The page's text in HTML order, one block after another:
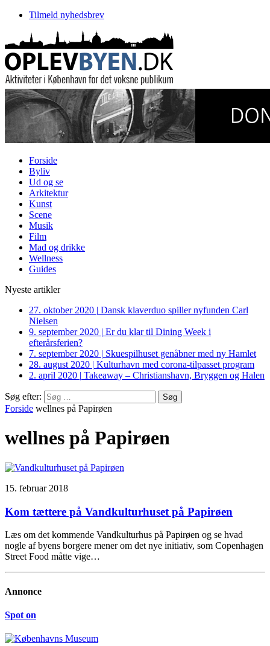
Tilmeld nyhedsbrev
Forside
Byliv
Ud og se
Arkitektur
Kunst
Scene
Musik
Film
Mad og drikke
Wellness
Guides
Nyeste artikler
27. oktober 2020 | Dansk klaverduo spiller nyfunden Carl
Nielsen
9. september 2020 | Er du klar til Dining Week i
efterårsferien?
7. september 2020 | Skuespilhuset genåbner med ny Hamlet
28. august 2020 | Kulturhavn med corona-tilpasset program
2. april 2020 | Takeaway – Christianshavn, Bryggen og Halen
Søg efter:
Forside wellnes på Papirøen
wellnes på Papirøen
15. februar 2018
Kom tættere på Vandkulturhuset på Papirøen
Læs om det kommende Vandkulturhus på Papirøen og se hvad
nogle af byens borgere mener om det nye initiativ, som Copenhagen
Street Food måtte vige…
Annonce
Spot on